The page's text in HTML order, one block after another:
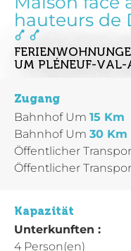
hauteurs de
UM PLÉNEUF-VAL-
Zugang
BahnhofUm 15 Km
BahnhofUm 30 Km
Öffentlicher
Öffentlicher
Kapazität
Unterkunften :
4 Person(en)